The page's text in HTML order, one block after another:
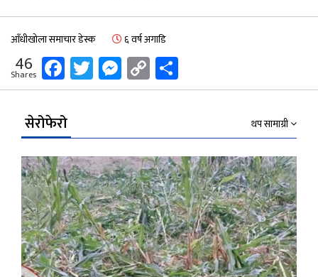
आँधीखोला समाचार डेस्क ६ वर्ष अगाडि
46
Shares Facebook
Twitter
Messenger
Copy
Link
सेरोफेरो थप सामाग्री